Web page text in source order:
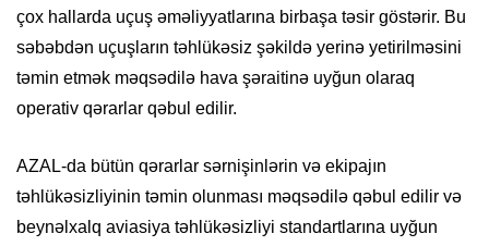
çox hallarda uçuş əməliyyatlarına birbaşa təsir göstərir. Bu
səbəbdən uçuşların təhlükəsiz şəkildə yerinə yetirilməsini
təmin etmək məqsədilə hava şəraitinə uyğun olaraq
operativ qərarlar qəbul edilir.
AZAL-da bütün qərarlar sərnişinlərin və ekipajın
təhlükəsizliyinin təmin olunması məqsədilə qəbul edilir və
beynəlxalq aviasiya təhlükəsizliyi standartlarına uyğun